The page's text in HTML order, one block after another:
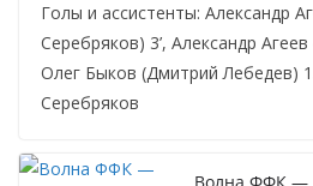
Голы и ассистенты: Александр
Серебряков) 3’, Александр
Олег Быков (Дмитрий Лебедев)
Серебряков
Волна ФФК —